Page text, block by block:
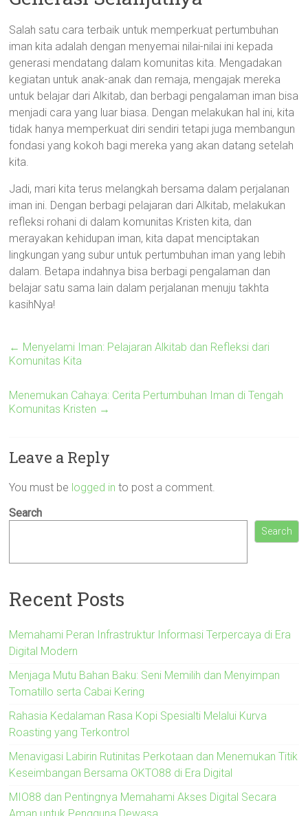
Salah satu cara terbaik untuk memperkuat pertumbuhan
iman kita adalah dengan menyemai nilai-nilai ini kepada
generasi mendatang dalam komunitas kita. Mengadakan
kegiatan untuk anak-anak dan remaja, mengajak mereka
untuk belajar dari Alkitab, dan berbagi pengalaman iman bisa
menjadi cara yang luar biasa. Dengan melakukan hal ini, kita
tidak hanya memperkuat diri sendiri tetapi juga membangun
fondasi yang kokoh bagi mereka yang akan datang setelah
kita.
Jadi, mari kita terus melangkah bersama dalam perjalanan
iman ini. Dengan berbagi pelajaran dari Alkitab, melakukan
refleksi rohani di dalam komunitas Kristen kita, dan
merayakan kehidupan iman, kita dapat menciptakan
lingkungan yang subur untuk pertumbuhan iman yang lebih
dalam. Betapa indahnya bisa berbagi pengalaman dan
belajar satu sama lain dalam perjalanan menuju takhta
kasihNya!
← Menyelami Iman: Pelajaran Alkitab dan Refleksi dari
Komunitas Kita
Menemukan Cahaya: Cerita Pertumbuhan Iman di Tengah
Komunitas Kristen →
Leave a Reply
You must be logged in to post a comment.
Search
Search
Recent Posts
Memahami Peran Infrastruktur Informasi Terpercaya di Era
Digital Modern
Menjaga Mutu Bahan Baku: Seni Memilih dan Menyimpan
Tomatillo serta Cabai Kering
Rahasia Kedalaman Rasa Kopi Spesialti Melalui Kurva
Roasting yang Terkontrol
Menavigasi Labirin Rutinitas Perkotaan dan Menemukan Titik
Keseimbangan Bersama OKTO88 di Era Digital
MIO88 dan Pentingnya Memahami Akses Digital Secara
Aman untuk Pengguna Dewasa